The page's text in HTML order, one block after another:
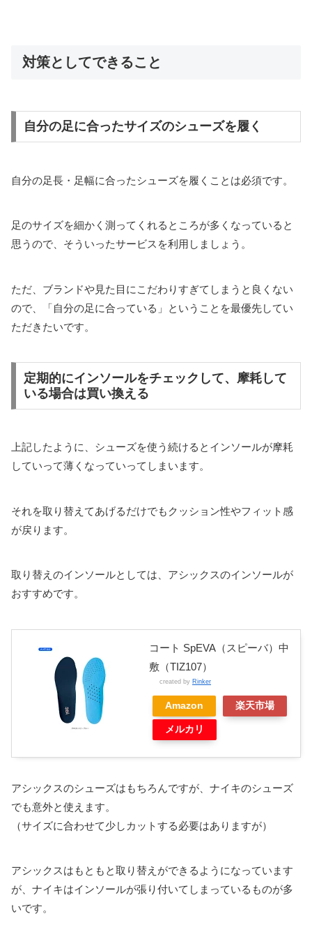
対策としてできること
自分の足に合ったサイズのシューズを履く
自分の足長・足幅に合ったシューズを履くことは必須です。
足のサイズを細かく測ってくれるところが多くなっていると
思うので、そういったサービスを利用しましょう。
ただ、ブランドや見た目にこだわりすぎてしまうと良くない
ので、「自分の足に合っている」ということを最優先してい
ただきたいです。
定期的にインソールをチェックして、摩耗して
いる場合は買い換える
上記したように、シューズを使う続けるとインソールが摩耗
していって薄くなっていってしまいます。
それを取り替えてあげるだけでもクッション性やフィット感
が戻ります。
取り替えのインソールとしては、アシックスのインソールが
おすすめです。
コート SpEVA（スピーバ）中
敷（TIZ107）
created by Rinker
Amazon 楽天市場
メルカリ
アシックスのシューズはもちろんですが、ナイキのシューズ
でも意外と使えます。
（サイズに合わせて少しカットする必要はありますが）
アシックスはもともと取り替えができるようになっています
が、ナイキはインソールが張り付いてしまっているものが多
いです。